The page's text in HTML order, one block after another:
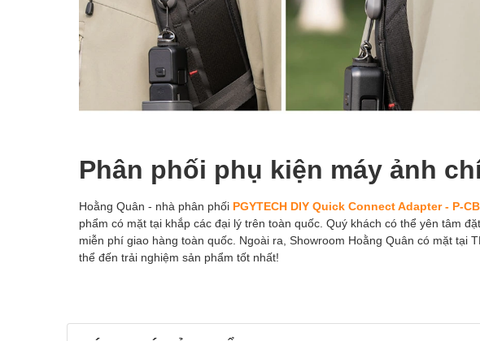
Phân phối phụ kiện máy ảnh
Hoằng Quân - nhà phân phối PGYTECH DIY Quick Connect Adapter - P-
phẩm có mặt tại khắp các đại lý trên toàn quốc. Quý khách có thể yên tâm
miễn phí giao hàng toàn quốc. Ngoài ra, Showroom Hoằng Quân có mặt tại
thể đến trải nghiệm sản phẩm tốt nhất!